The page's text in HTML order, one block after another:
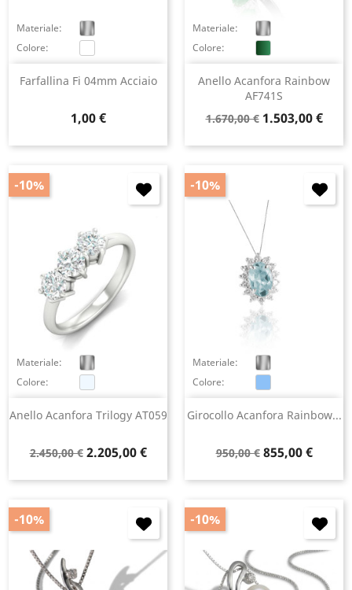
Farfallina Fi 04mm Acciaio
Prezzo
1,00 €
Materiale:
Colore:
Anello Acanfora Rainbow
AF741S
Prezzo
1.670,00 € Prezzo
1.503,00 €
Materiale:
Colore:
Anello Acanfora Trilogy AT059
Prezzo
2.450,00 € Prezzo
2.205,00 €
Materiale:
Colore:
-10%
Girocollo Acanfora Rainbow...
Prezzo
950,00 € Prezzo
855,00 €
Materiale:
Colore:
-10%
-10% -10%